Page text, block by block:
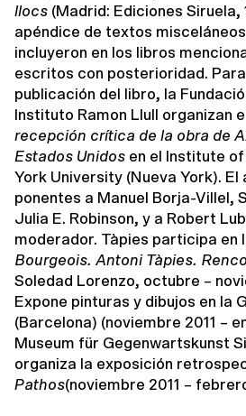
llocs (Madrid: Ediciones Siruela,
apéndice de textos
incluyeron en los libros
escritos con posterioridad.
publicación del libro, la
Instituto Ramon Llull organizan
recepción crítica de la obra de
Estados Unidos en el Institute
York University (Nueva York).
ponentes a Manuel Borja-Villel,
Julia E. Robinson, y a Robert
moderador. Tàpies participa en
Bourgeois. Antoni Tàpies.
Soledad Lorenzo, octubre –
Expone pinturas y dibujos en la
(Barcelona) (noviembre 2011 –
Museum für Gegenwartskunst
organiza la exposición
Pathos(noviembre 2011 –